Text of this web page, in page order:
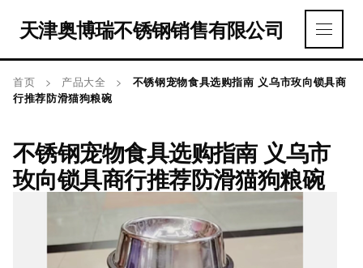
天津奥博瑞不锈钢销售有限公司
首页 > 产品大全 >
不锈钢宠物食具选购指南 义乌市玫向锁具商
行推荐防滑猫狗粮碗
不锈钢宠物食具选购指南 义乌市
玫向锁具商行推荐防滑猫狗粮碗